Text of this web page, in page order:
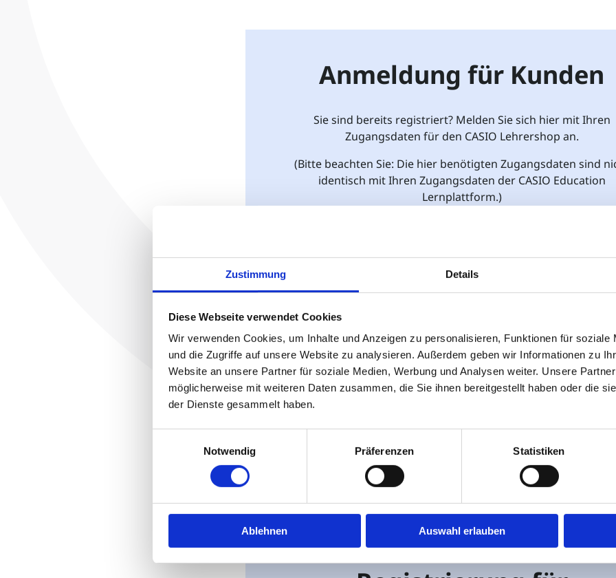
Zustimmung Details
Diese Webseite verwendet Cookies
Wir verwenden Cookies, um Inhalte und Anzeigen zu personalisieren, Funktionen für soziale
und die Zugriffe auf unsere Website zu analysieren. Außerdem geben wir Informationen zu
Website an unsere Partner für soziale Medien, Werbung und Analysen weiter. Unsere
möglicherweise mit weiteren Daten zusammen, die Sie ihnen bereitgestellt haben oder die
der Dienste gesammelt haben.
Notwendig
Präferenzen Statistiken
Ablehnen Auswahl erlauben
Anmeldung für Kunden
Sie sind bereits registriert? Melden Sie sich hier mit Ihren
Zugangsdaten für den CASIO Lehrershop an.
(Bitte beachten Sie: Die hier benötigten Zugangsdaten sind
identisch mit Ihren Zugangsdaten der CASIO Education
Lernplattform.)
Passwort vergessen
Anmelden
Nach erfolgreicher Anmeldung werden Sie automatisch in
persönlichen Bestellbereich weitergeleitet.